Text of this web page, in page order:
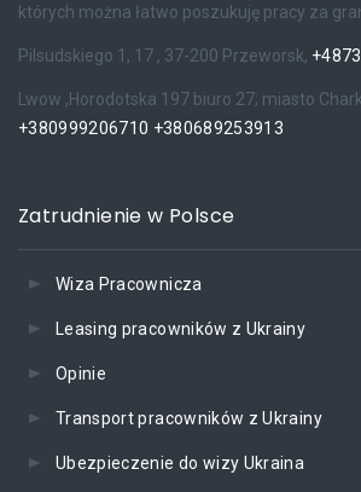
których można łatwo poszukuję pracy za
Pilsudskiego 1, 17 , 37-200 Przeworsk,
Lwow ,Horodotska 197 biuro 27; miasto
+380999206710 +380689253913
Zatrudnienie w Polsce
Wiza Pracownicza
Leasing pracowników z Ukrainy
Opinie
Transport pracowników z Ukrainy
Ubezpieczenie do wizy Ukraina